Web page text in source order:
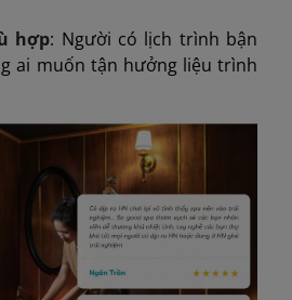
hợp: Người có lịch trình bận
ai muốn tận hưởng liệu trình